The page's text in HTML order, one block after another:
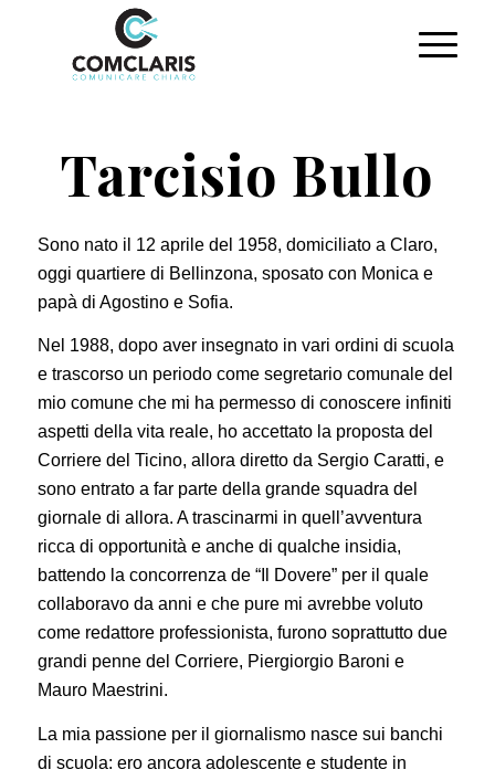
Tarcisio Bullo
Sono nato il 12 aprile del 1958, domiciliato a Claro,
oggi quartiere di Bellinzona, sposato con Monica e
papà di Agostino e Sofia.
Nel 1988, dopo aver insegnato in vari ordini di scuola
e trascorso un periodo come segretario comunale del
mio comune che mi ha permesso di conoscere infiniti
aspetti della vita reale, ho accettato la proposta del
Corriere del Ticino, allora diretto da Sergio Caratti, e
sono entrato a far parte della grande squadra del
giornale di allora. A trascinarmi in quell’avventura
ricca di opportunità e anche di qualche insidia,
battendo la concorrenza de “Il Dovere” per il quale
collaboravo da anni e che pure mi avrebbe voluto
come redattore professionista, furono soprattutto due
grandi penne del Corriere, Piergiorgio Baroni e
Mauro Maestrini.
La mia passione per il giornalismo nasce sui banchi
di scuola: ero ancora adolescente e studente in